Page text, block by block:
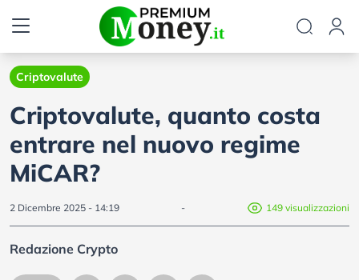
Criptovalute
Criptovalute, quanto costa
entrare nel nuovo regime
MiCAR?
2 Dicembre 2025 - 14:19 - 149 visualizzazioni
Redazione Crypto